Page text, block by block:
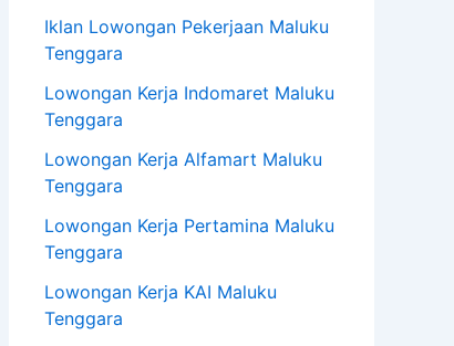
Iklan Lowongan Pekerjaan Maluku
Tenggara
Lowongan Kerja Indomaret Maluku
Tenggara
Lowongan Kerja Alfamart Maluku
Tenggara
Lowongan Kerja Pertamina Maluku
Tenggara
Lowongan Kerja KAI Maluku
Tenggara